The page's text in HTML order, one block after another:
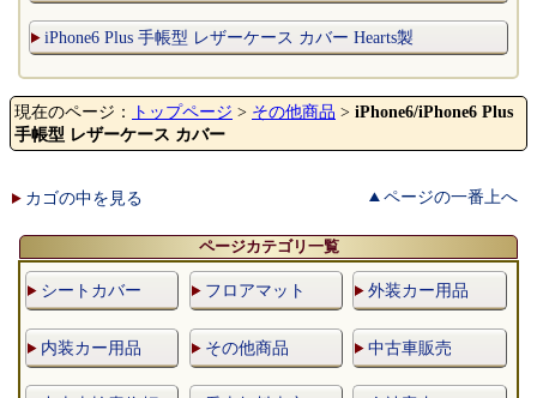
iPhone6 Plus 手帳型 レザーケース カバー Hearts製
現在のページ： トップページ > その他商品 > iPhone6/iPhone6 Plus
手帳型 レザーケース カバー
カゴの中を見る ページの一番上へ
ページカテゴリ一覧
シートカバー フロアマット 外装カー用品
内装カー用品 その他商品 中古車販売